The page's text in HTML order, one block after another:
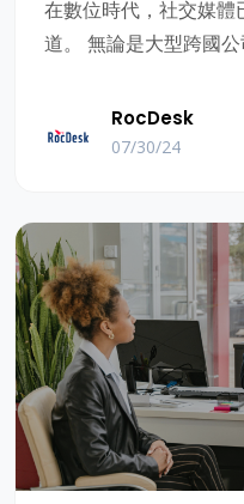
在數位時代，社交媒體
道。 無論是大型跨國
售增長提供了前所未
交媒體是獲取客戶的最
RocDesk
07/30/24